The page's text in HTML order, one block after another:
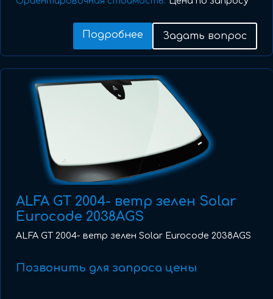
Подробнее Задать вопрос
ALFA GT 2004- ветр зелен Solar
Eurocode 2038AGS
ALFA GT 2004- ветр зелен Solar Eurocode 2038AGS
Позвонить для запроса цены